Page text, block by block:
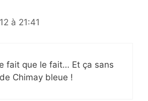
à 21:41
fait que le fait… Et ça sans
Chimay bleue !